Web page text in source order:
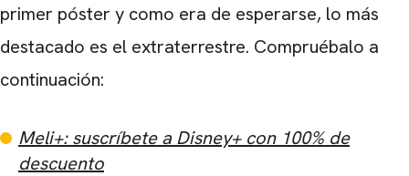
primer póster y como era de esperarse, lo más
destacado es el extraterrestre. Compruébalo a
continuación:
Meli+: suscríbete a Disney+ con 100% de
descuento